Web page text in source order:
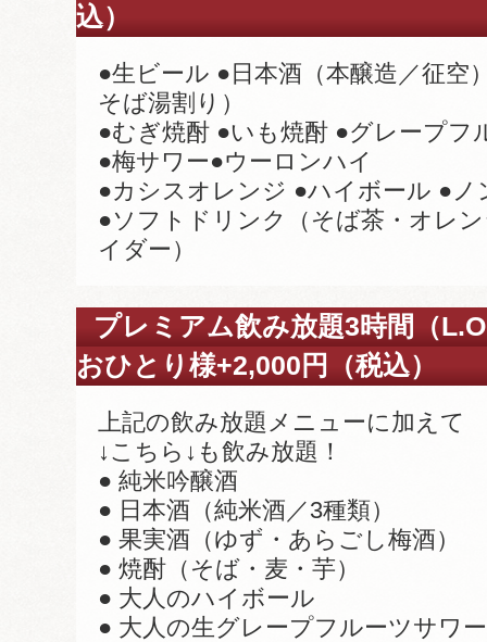
込）
●生ビール ●日本酒（本醸造／征空
そば湯割り）
●むぎ焼酎 ●いも焼酎 ●グレープフ
●梅サワー●ウーロンハイ
●カシスオレンジ ●ハイボール ●
●ソフトドリンク（そば茶・オレ
イダー）
プレミアム飲み放題3時間（
おひとり様+2,000円（税込）
上記の飲み放題メニューに加えて
↓こちら↓も飲み放題！
● 純米吟醸酒
● 日本酒（純米酒／3種類）
● 果実酒（ゆず・あらごし梅酒）
● 焼酎（そば・麦・芋）
● 大人のハイボール
● 大人の生グレープフルーツサワー